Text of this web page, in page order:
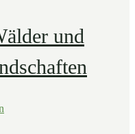
und